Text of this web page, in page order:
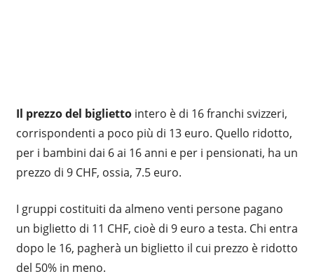
Il prezzo del bigliettointero è di 16 franchi svizzeri,
corrispondenti a poco più di 13 euro. Quello ridotto,
per i bambini dai 6 ai 16 anni e per i pensionati, ha un
prezzo di 9 CHF, ossia, 7.5 euro.
I gruppi costituiti da almeno venti persone pagano
un biglietto di 11 CHF, cioè di 9 euro a testa. Chi entra
dopo le 16, pagherà un biglietto il cui prezzo è ridotto
del 50% in meno.